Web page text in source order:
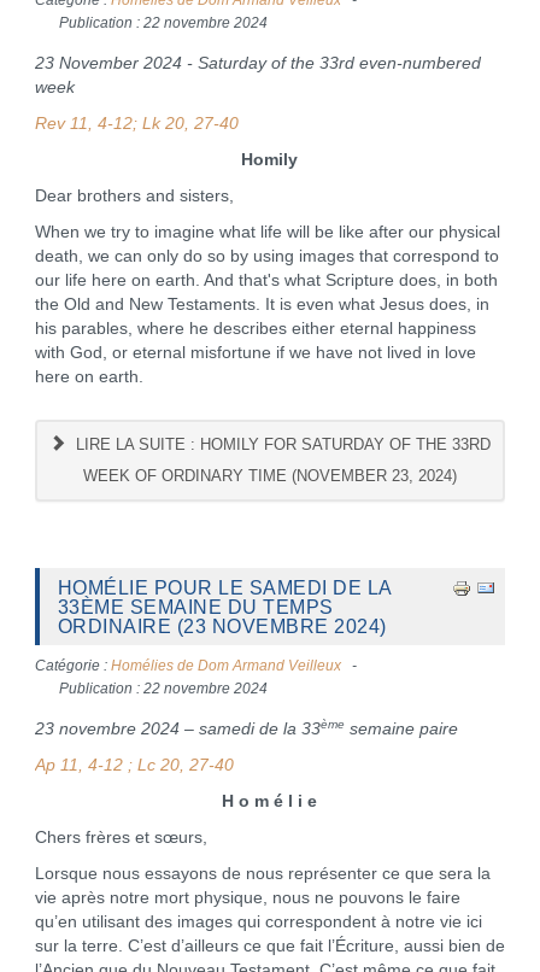
Publication : 22 novembre 2024
23 November 2024 - Saturday of the 33rd even-numbered
week
Rev 11, 4-12; Lk 20, 27-40
Homily
Dear brothers and sisters,
When we try to imagine what life will be like after our physical
death, we can only do so by using images that correspond to
our life here on earth. And that's what Scripture does, in both
the Old and New Testaments. It is even what Jesus does, in
his parables, where he describes either eternal happiness
with God, or eternal misfortune if we have not lived in love
here on earth.
LIRE LA SUITE : HOMILY FOR SATURDAY OF THE 33RD
WEEK OF ORDINARY TIME (NOVEMBER 23, 2024)
HOMÉLIE POUR LE SAMEDI DE LA
33ÈME SEMAINE DU TEMPS
ORDINAIRE (23 NOVEMBRE 2024)
Catégorie : Homélies de Dom Armand Veilleux
Publication : 22 novembre 2024
23 novembre 2024 – samedi de la 33ème semaine paire
Ap 11, 4-12 ; Lc 20, 27-40
H o m é l i e
Chers frères et sœurs,
Lorsque nous essayons de nous représenter ce que sera la
vie après notre mort physique, nous ne pouvons le faire
qu’en utilisant des images qui correspondent à notre vie ici
sur la terre. C’est d’ailleurs ce que fait l’Écriture, aussi bien de